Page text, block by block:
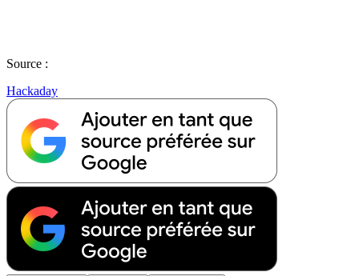
Source :
Hackaday